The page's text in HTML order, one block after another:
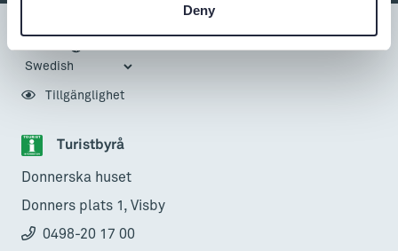
Deny
Turistbyrå
Donnerska huset
Donners plats 1, Visby
0498-20 17 00
Tillgänglighet